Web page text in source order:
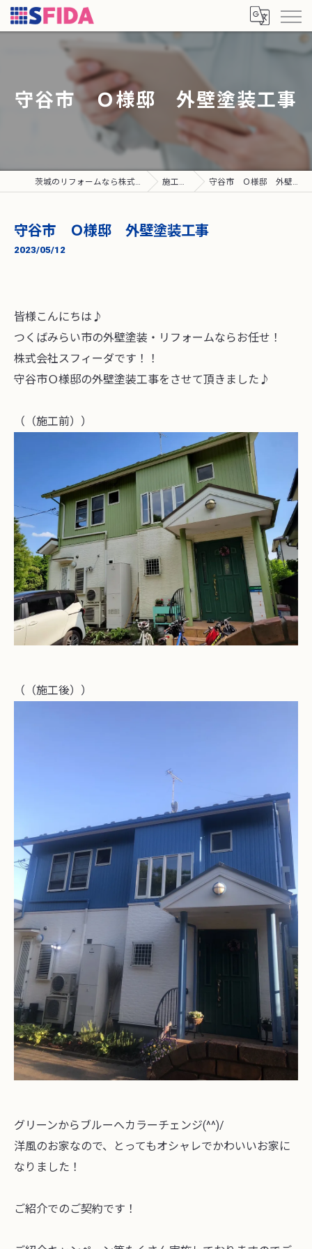
守谷市 Ｏ様邸 外壁塗装工事
茨城のリフォームなら株式会社SFIDA 施工実績 守谷市 Ｏ様邸 外壁塗装工事
守谷市 Ｏ様邸 外壁塗装工事
2023/05/12
皆様こんにちは♪
つくばみらい市の外壁塗装・リフォームならお任せ！
株式会社スフィーダです！！
守谷市Ｏ様邸の外壁塗装工事をさせて頂きました♪
（（施工前））
（（施工後））
グリーンからブルーへカラーチェンジ(^^)/
洋風のお家なので、とってもオシャレでかわいいお家に
なりました！
ご紹介でのご契約です！